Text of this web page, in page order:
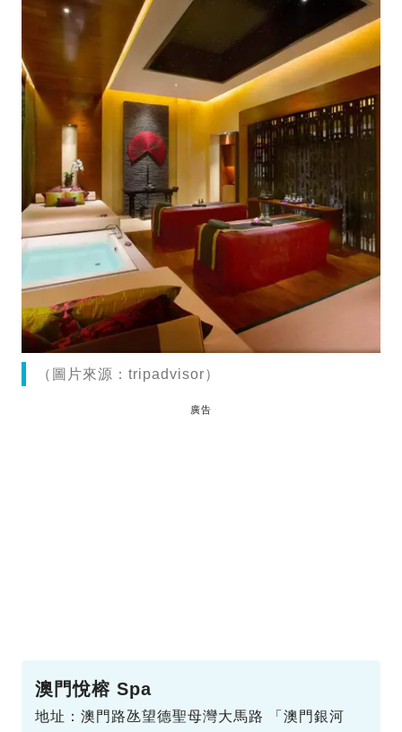
（圖片來源：tripadvisor）
廣告
澳門悅榕 Spa
地址：澳門路氹望德聖母灣大馬路 「澳門銀河